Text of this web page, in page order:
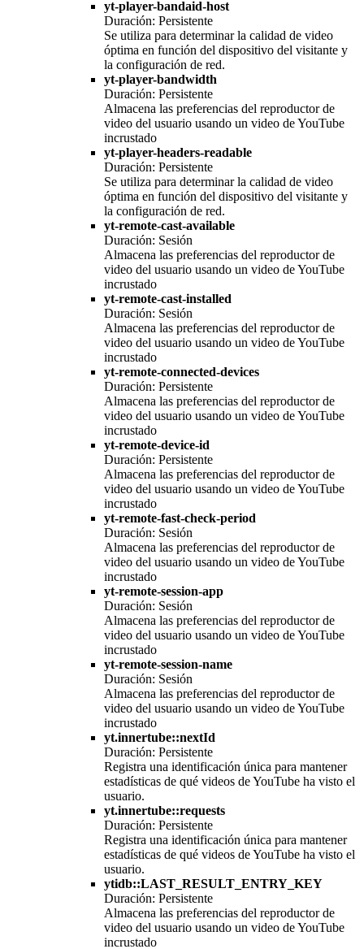
yt-player-bandaid-host
Duración: Persistente
Se utiliza para determinar la calidad de video
óptima en función del dispositivo del visitante y
la configuración de red.
yt-player-bandwidth
Duración: Persistente
Almacena las preferencias del reproductor de
video del usuario usando un video de YouTube
incrustado
yt-player-headers-readable
Duración: Persistente
Se utiliza para determinar la calidad de video
óptima en función del dispositivo del visitante y
la configuración de red.
yt-remote-cast-available
Duración: Sesión
Almacena las preferencias del reproductor de
video del usuario usando un video de YouTube
incrustado
yt-remote-cast-installed
Duración: Sesión
Almacena las preferencias del reproductor de
video del usuario usando un video de YouTube
incrustado
yt-remote-connected-devices
Duración: Persistente
Almacena las preferencias del reproductor de
video del usuario usando un video de YouTube
incrustado
yt-remote-device-id
Duración: Persistente
Almacena las preferencias del reproductor de
video del usuario usando un video de YouTube
incrustado
yt-remote-fast-check-period
Duración: Sesión
Almacena las preferencias del reproductor de
video del usuario usando un video de YouTube
incrustado
yt-remote-session-app
Duración: Sesión
Almacena las preferencias del reproductor de
video del usuario usando un video de YouTube
incrustado
yt-remote-session-name
Duración: Sesión
Almacena las preferencias del reproductor de
video del usuario usando un video de YouTube
incrustado
yt.innertube::nextId
Duración: Persistente
Registra una identificación única para mantener
estadísticas de qué videos de YouTube ha visto el
usuario.
yt.innertube::requests
Duración: Persistente
Registra una identificación única para mantener
estadísticas de qué videos de YouTube ha visto el
usuario.
ytidb::LAST_RESULT_ENTRY_KEY
Duración: Persistente
Almacena las preferencias del reproductor de
video del usuario usando un video de YouTube
incrustado